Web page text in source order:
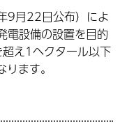
9月22日公布）によ
電設備の設置を目的
え1ヘクタール以下
ます。